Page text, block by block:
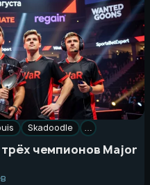
Skadoodle …
чемпионов Major